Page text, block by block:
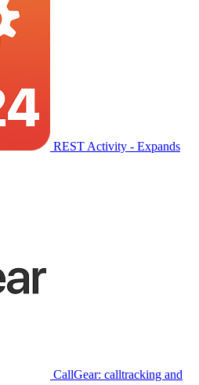
REST Activity - Expands
CallGear: calltracking and